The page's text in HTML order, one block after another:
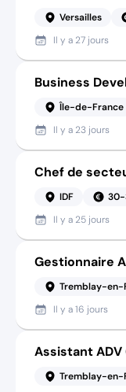
Versailles
Il y a 27 jours
Business
Île-de-France
Il y a 23 jours
Chef de
IDF
Il y a 25 jours
Gestionnaire
Tremblay-en-
Il y a16 jours
Assistant ADV
Tremblay-en-